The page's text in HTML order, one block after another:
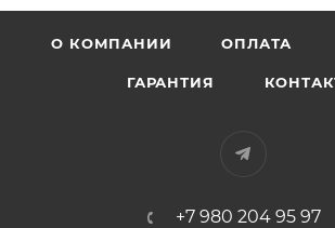
О КОМПАНИИ ОПЛАТА
ГАРАНТИЯ
+7 980 204 95 97